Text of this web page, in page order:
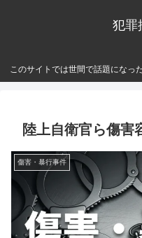
犯罪
このサイトでは世間で話題になっ
陸上自衛官ら傷害
傷害・暴行事件